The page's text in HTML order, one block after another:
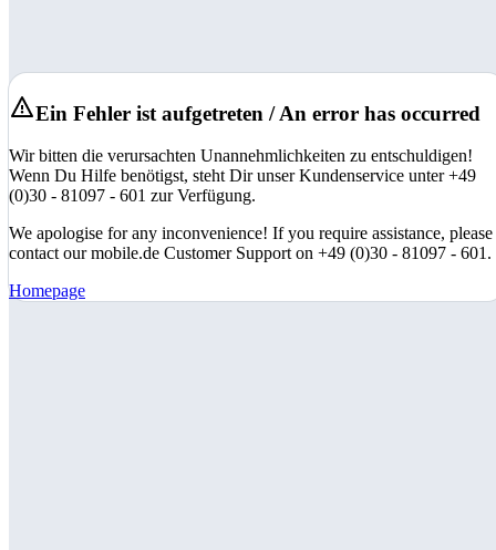
Ein Fehler ist aufgetreten / An error has occurred
Wir bitten die verursachten Unannehmlichkeiten zu entschuldigen!
Wenn Du Hilfe benötigst, steht Dir unser Kundenservice unter +49
(0)30 - 81097 - 601 zur Verfügung.
We apologise for any inconvenience! If you require assistance, please
contact our mobile.de Customer Support on +49 (0)30 - 81097 - 601.
Homepage